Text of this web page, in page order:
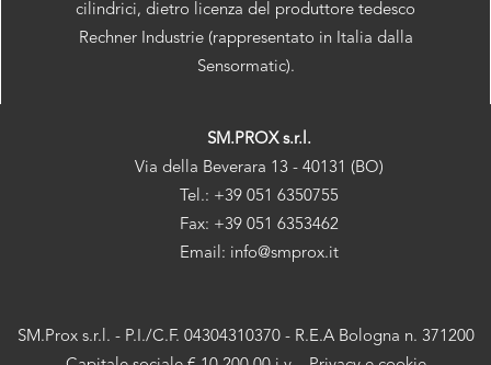
cilindrici, dietro licenza del produttore tedesco
Rechner Industrie (rappresentato in Italia dalla
Sensormatic).
SM.PROX s.r.l.
Via della Beverara 13 - 40131 (BO)
Tel.: +39 051 6350755
Fax: +39 051 6353462
Email: info@smprox.it
SM.Prox s.r.l. - P.I./C.F. 04304310370 - R.E.A Bologna n. 371200